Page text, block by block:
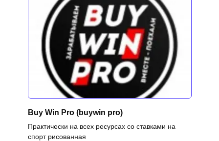
Buy Win Pro (buywin pro)
Практически на всех ресурсах со ставками на
спорт рисованная